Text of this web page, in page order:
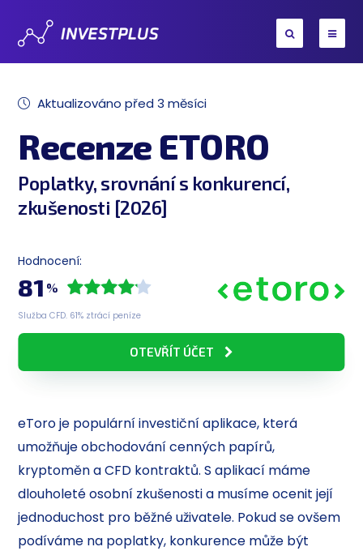
Aktualizováno před 3 měsíci
Recenze ETORO
Poplatky, srovnání s konkurencí,
zkušenosti [2026]
Hodnocení:
81 %
Služba CFD. 61% ztrácí peníze
OTEVŘÍT ÚČET
eToro je populární investiční aplikace, která
umožňuje obchodování cenných papírů,
kryptoměn a CFD kontraktů. S aplikací máme
dlouholeté osobní zkušenosti a musíme ocenit její
jednoduchost pro běžné uživatele. Pokud se ovšem
podíváme na poplatky, konkurence může být